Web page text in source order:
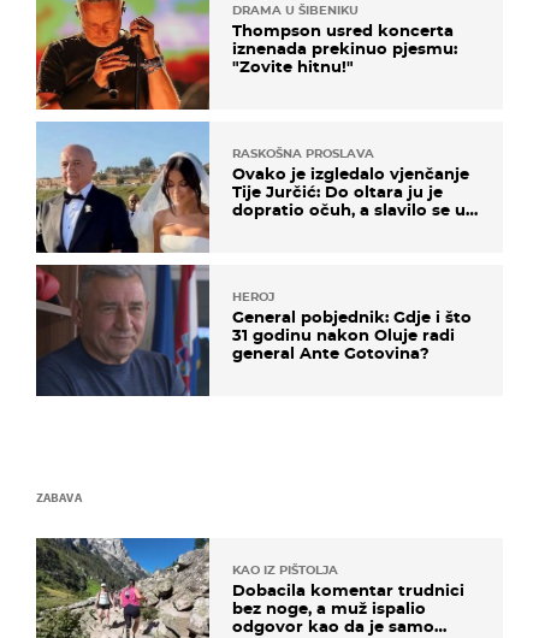
DRAMA U ŠIBENIKU
Thompson usred koncerta
iznenada prekinuo pjesmu:
"Zovite hitnu!"
RASKOŠNA PROSLAVA
Ovako je izgledalo vjenčanje
Tije Jurčić: Do oltara ju je
dopratio očuh, a slavilo se uz
HEROJ
General pobjednik: Gdje i što
31 godinu nakon Oluje radi
general Ante Gotovina?
ZABAVA
KAO IZ PIŠTOLJA
Dobacila komentar trudnici
bez noge, a muž ispalio
odgovor kao da je samo